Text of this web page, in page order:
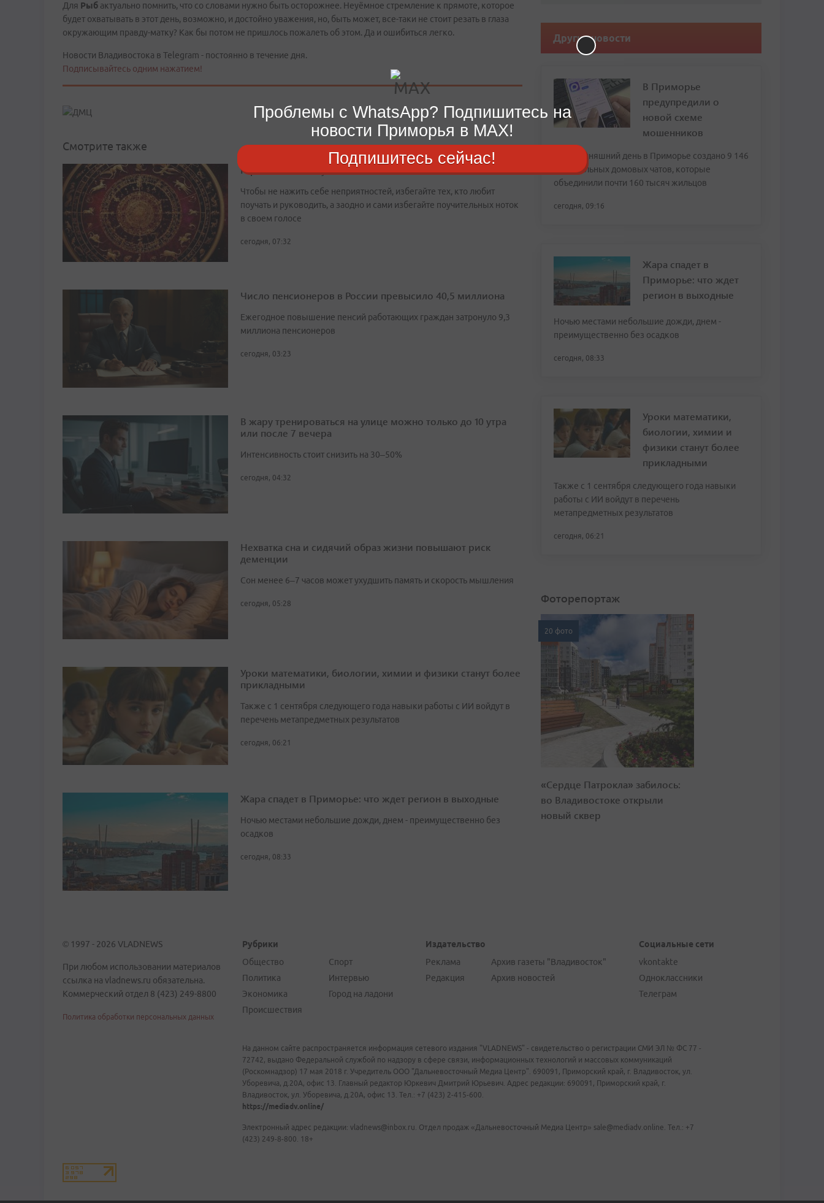
Для Рыб актуально помнить, что со словами нужно быть осторожнее. Неуёмное стремление к прямоте, которое
будет охватывать в этот день, возможно, и достойно уважения, но, быть может, все-таки не стоит резать в глаза
окружающим правду-матку? Как бы потом не пришлось пожалеть об этом. Да и ошибиться легко.
Новости Владивостока в Telegram - постоянно в течение дня.
Подписывайтесь одним нажатием!
Смотрите также
Гороскоп на 8 августа
Чтобы не нажить себе неприятностей, избегайте тех, кто любит
поучать и руководить, а заодно и сами избегайте поучительных ноток
в своем голосе
сегодня, 07:32
Число пенсионеров в России превысило 40,5 миллиона
Ежегодное повышение пенсий работающих граждан затронуло 9,3
миллиона пенсионеров
сегодня, 03:23
В жару тренироваться на улице можно только до 10 утра
или после 7 вечера
Интенсивность стоит снизить на 30–50%
сегодня, 04:32
Нехватка сна и сидячий образ жизни повышают риск
деменции
Сон менее 6–7 часов может ухудшить память и скорость мышления
сегодня, 05:28
Уроки математики, биологии, химии и физики станут более
прикладными
Также с 1 сентября следующего года навыки работы с ИИ войдут в
перечень метапредметных результатов
сегодня, 06:21
Жара спадет в Приморье: что ждет регион в выходные
Ночью местами небольшие дожди, днем - преимущественно без
осадков
сегодня, 08:33
Другие новости
В Приморье
предупредили о
новой схеме
мошенников
На сегодняшний день в Приморье создано 9 146
официальных домовых чатов, которые
объединили почти 160 тысяч жильцов
сегодня, 09:16
Жара спадет в
Приморье: что ждет
регион в выходные
Ночью местами небольшие дожди, днем -
преимущественно без осадков
сегодня, 08:33
Уроки математики,
биологии, химии и
физики станут более
прикладными
Также с 1 сентября следующего года навыки
работы с ИИ войдут в перечень
метапредметных результатов
сегодня, 06:21
Фоторепортаж
20 фото
«Сердце Патрокла» забилось:
во Владивостоке открыли
новый сквер
© 1997 - 2026 VLADNEWS
При любом использовании материалов
ссылка на vladnews.ru обязательна.
Коммерческий отдел 8 (423) 249-8800
Политика обработки персональных данных
Рубрики
Общество
Политика
Экономика
Происшествия
Спорт
Интервью
Город на ладони
Издательство
Реклама
Редакция
Архив газеты "Владивосток"
Архив новостей
Социальные сети
vkontakte
Одноклассники
Телеграм
На данном сайте распространяется информация сетевого издания "VLADNEWS" - свидетельство о регистрации СМИ ЭЛ № ФС 77 -
72742, выдано Федеральной службой по надзору в сфере связи, информационных технологий и массовых коммуникаций
(Роскомнадзор) 17 мая 2018 г. Учредитель ООО "Дальневосточный Медиа Центр". 690091, Приморский край, г. Владивосток, ул.
Уборевича, д.20А, офис 13. Главный редактор Юркевич Дмитрий Юрьевич. Адрес редакции: 690091, Приморский край, г.
Владивосток, ул. Уборевича, д.20А, офис 13. Тел.: +7 (423) 2-415-600.
https://mediadv.online/
Электронный адрес редакции: vladnews@inbox.ru. Отдел продаж «Дальневосточный Медиа Центр» sale@mediadv.online. Тел.: +7
(423) 249-8-800. 18+
Проблемы с WhatsApp? Подпишитесь на
новости Приморья в MAX!
Подпишитесь сейчас!